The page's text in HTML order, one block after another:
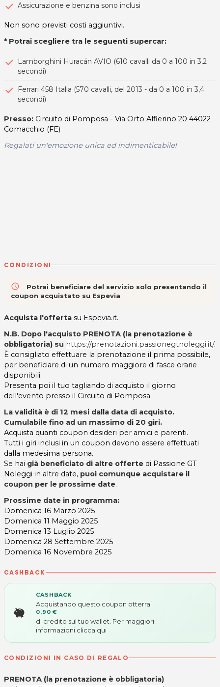
Assicurazione e benzina sono inclusi
Non sono previsti costi aggiuntivi.
* Potrai scegliere tra le seguenti supercar:
Lamborghini Huracán AVIO (610 cavalli da 0 a 100 in 3,2
secondi)
Ferrari 458 Italia (570 cavalli, del 2013 - da 0 a 100 in 3,4
secondi)
Presso: Circuito di Pomposa - Via Orto Alfierino 20 44022
Comacchio (FE)
Regalati un'emozione unica ed indimenticabile!
CONDIZIONI
access_time
Potrai beneficiare del servizio solo presentando il
coupon acquistato su Espevia
Acquista l'offerta su Espevia.it.
N.B. Dopo l'acquisto PRENOTA (la prenotazione è
obbligatoria) su https://prenotazioni.passionegtnoleggi.it/.
È consigliato effettuare la prenotazione il prima possibile,
per beneficiare di un numero maggiore di fasce orarie
disponibili.
Presenta poi il tuo tagliando di acquisto il giorno
dell'evento presso il Circuito di Pomposa.
La validità è di 12 mesi dalla data di acquisto.
Cumulabile fino ad un massimo di 20 giri.
Acquista quanti coupon desideri per amici e parenti.
Tutti i giri inclusi in un coupon devono essere effettuati
dalla medesima persona.
Se hai già beneficiato di altre offerte di Passione GT
Noleggi in altre date, puoi comunque acquistare il
coupon per le prossime date.
Prossime date in programma:
Domenica 16 Marzo 2025
Domenica 11 Maggio 2025
Domenica 13 Luglio 2025
Domenica 28 Settembre 2025
Domenica 16 Novembre 2025
CASHBACK
CASHBACK
Acquistando questo coupon otterrai
0,90 €
di credito sul tuo wallet. Per maggiori
informazioni clicca qui
CONDIZIONI IN CASO DI REGALO
PRENOTA (la prenotazione è obbligatoria)